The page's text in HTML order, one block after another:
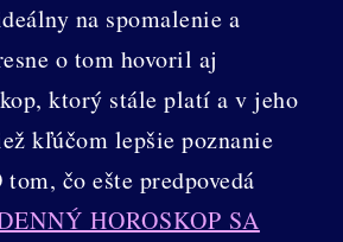
na spomalenie a
o tom hovoril aj
ktorý stále platí a v jeho
kľúčom lepšie poznanie
tom, čo ešte predpovedá
HOROSKOP SA